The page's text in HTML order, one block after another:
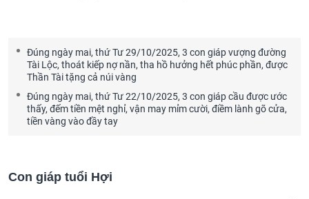
Đúng ngày mai, thứ Tư 29/10/2025, 3 con giáp vượng đường
Tài Lộc, thoát kiếp nợ nần, tha hồ hưởng hết phúc phần, được
Thần Tài tặng cả núi vàng
Đúng ngày mai, thứ Tư 22/10/2025, 3 con giáp cầu được ước
thấy, đếm tiền mệt nghỉ, vận may mỉm cười, điềm lành gõ cửa,
tiền vàng vào đầy tay
Con giáp tuổi Hợi